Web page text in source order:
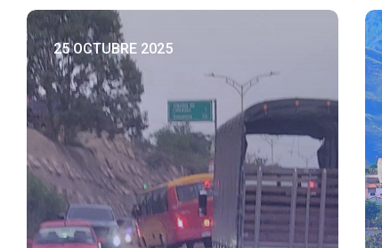
25 OCTUBRE 2025